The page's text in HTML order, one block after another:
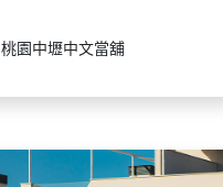
桃園中壢中文當舖